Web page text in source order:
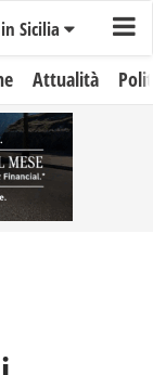
Sicilia
Attualità